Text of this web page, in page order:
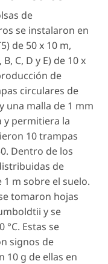
de
se instalaron en
de 50 x 10 m,
C, D y E) de 10 x
de
circulares de
una malla de 1 mm
y permitiera la
10 trampas
Dentro de los
de
m sobre el suelo.
tomaron hojas
y se
Estas se
signos de
10 g de ellas en